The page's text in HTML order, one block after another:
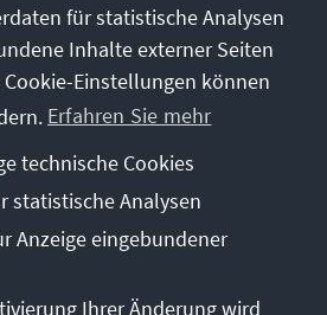
für statistische Analysen
Inhalte externer Seiten
Cookie-Einstellungen können
Erfahren Sie mehr
technische Cookies
statistische Analysen
Anzeige eingebundener
Ihrer Änderung wird